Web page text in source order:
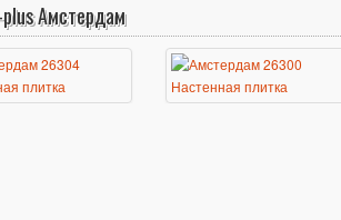
Амстердам